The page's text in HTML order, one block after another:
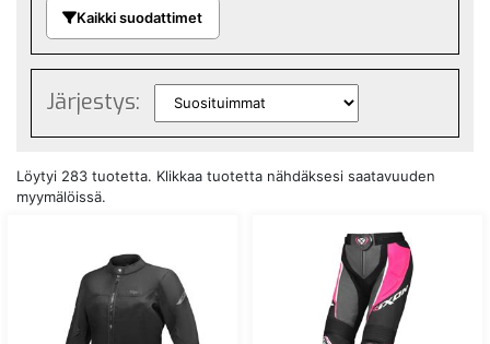
Kaikki suodattimet
Järjestys:
Löytyi 283 tuotetta. Klikkaa tuotetta nähdäksesi saatavuuden
myymälöissä.